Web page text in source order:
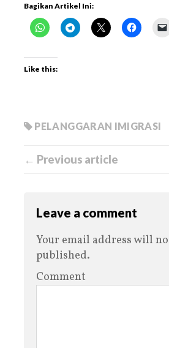
Bagikan Artikel Ini:
Like this:
PELANGGARAN IMIGRASI
← Previous article
Leave a comment
Your email address will
published.
Comment